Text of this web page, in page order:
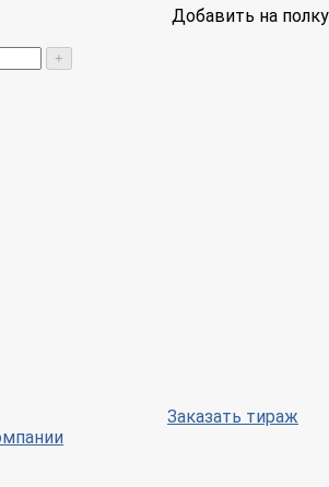
Добавить на полку
+
Заказать тираж